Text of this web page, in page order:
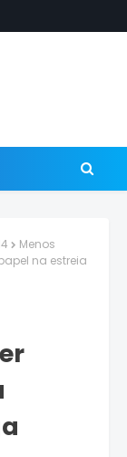
Menos
na estreia